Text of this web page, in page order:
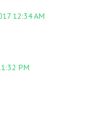
12:34 AM
PM